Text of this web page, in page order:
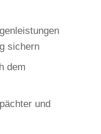
sichern
dem
und